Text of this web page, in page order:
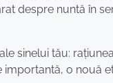
despre nuntă în
sinelui tău:
o nouă